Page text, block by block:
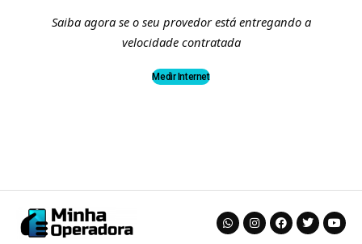
Saiba agora se o seu provedor está entregando a
velocidade contratada
Medir Internet